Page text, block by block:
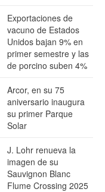
Exportaciones de
vacuno de Estados
Unidos bajan 9% en
primer semestre y las
de porcino suben 4%
Arcor, en su 75
aniversario inaugura
su primer Parque
Solar
J. Lohr renueva la
imagen de su
Sauvignon Blanc
Flume Crossing 2025